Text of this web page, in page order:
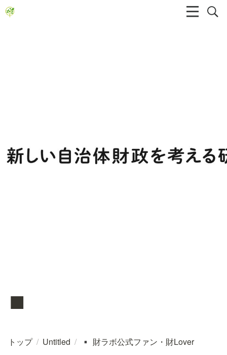
▪️
トップ / Untitled / ▪️ 財ラボ公式ファン・財Lover